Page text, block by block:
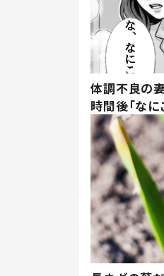
体調不良の
時間後「な